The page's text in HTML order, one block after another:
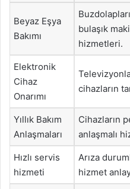
Beyaz Eşya
Bakımı
bulaşık
hizmetleri.
Elektronik
Cihaz
Onarımı
cihazların
Yıllık Bakım
Anlaşmaları
Cihazların
anlaşmalı
Hızlı servis
hizmeti
Arıza
hizmet